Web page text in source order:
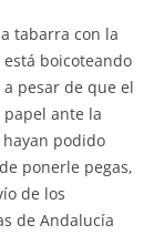
tabarra con la
boicoteando
pesar de que el
ante la
podido
ponerle pegas,
de los
de Andalucía